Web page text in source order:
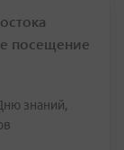
посещение
знаний,